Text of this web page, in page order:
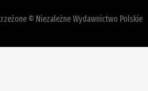
© Niezależne Wydawnictwo Polskie